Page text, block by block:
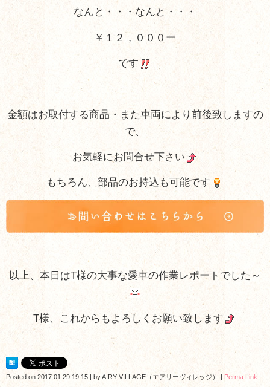
なんと・・・なんと・・・
￥１２，０００ー
です
金額はお取付する商品・また車両により前後致しますの
で、
お気軽にお問合せ下さい
もちろん、部品のお持込も可能です
以上、本日はT様の大事な愛車の作業レポートでした～
T様、これからもよろしくお願い致します
Posted on 2017.01.29 19:15 | byAIRY VILLAGE（エアリーヴィレッジ） | Perma Link